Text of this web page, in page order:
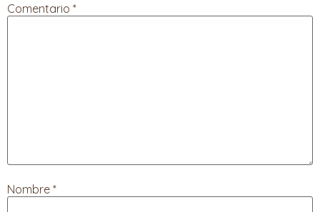
Comentario *
Nombre *